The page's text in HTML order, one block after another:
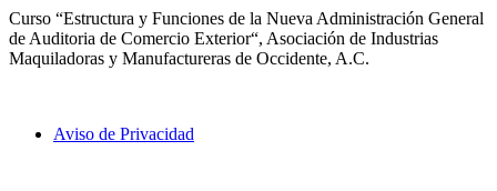
Curso “Estructura y Funciones de la Nueva Administración General
de Auditoria de Comercio Exterior“, Asociación de Industrias
Maquiladoras y Manufactureras de Occidente, A.C.
Aviso de Privacidad